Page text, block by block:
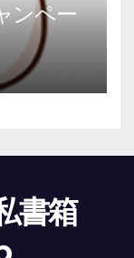
ンペー
書箱